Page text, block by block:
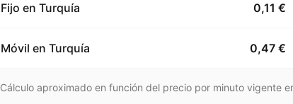
Fijo en Turquía 0,11 €
Móvil en Turquía 0,47 €
Cálculo aproximado en función del precio por minuto vigente